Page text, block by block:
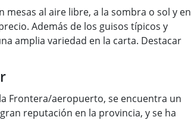
al aire libre, a la sombra o sol y en
Además de los guisos típicos y
amplia variedad en la carta. Destacar
Frontera/aeropuerto, se encuentra un
reputación en la provincia, y se ha